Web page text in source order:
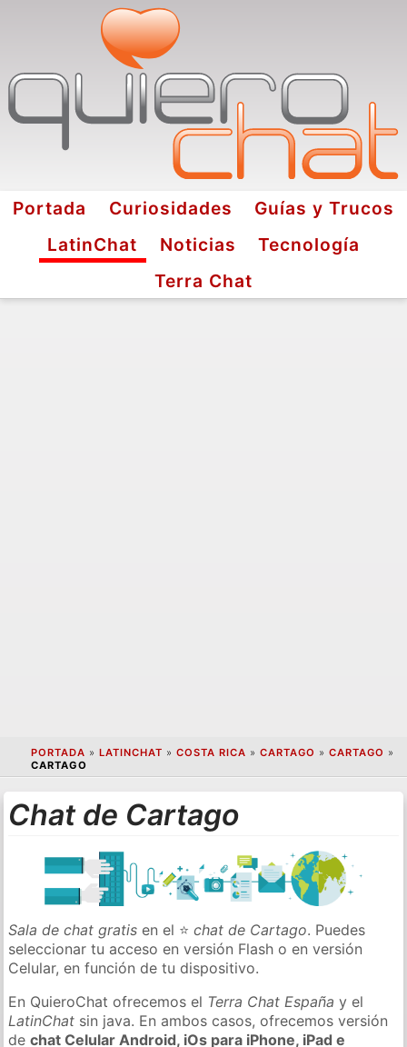
Portada Curiosidades
Guías y Trucos
LatinChat
Noticias
Tecnología
Terra Chat
PORTADA » LATINCHAT » COSTA RICA » CARTAGO » CARTAGO »
CARTAGO
Chat de Cartago
Sala de chat gratis en el ⭐chat de Cartago. Puedes
seleccionar tu acceso en versión Flash o en versión
Celular, en función de tu dispositivo.
En QuieroChat ofrecemos el Terra Chat España y el
LatinChat sin java. En ambos casos, ofrecemos versión
dechat Celular Android, iOs para iPhone, iPad e